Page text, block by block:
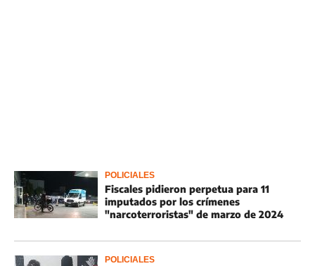
POLICIALES
Fiscales pidieron perpetua para 11
imputados por los crímenes
"narcoterroristas" de marzo de 2024
POLICIALES